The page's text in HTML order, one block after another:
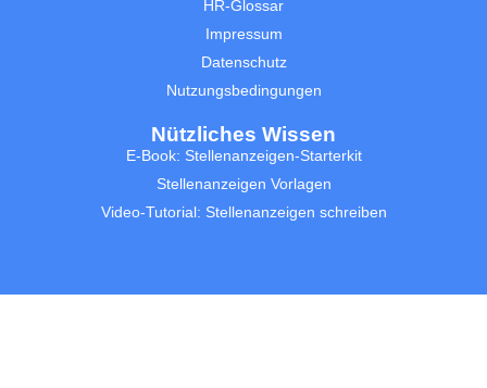
HR-Glossar
Impressum
Datenschutz
Nutzungsbedingungen
Nützliches Wissen
E-Book: Stellenanzeigen-Starterkit
Stellenanzeigen Vorlagen
Video-Tutorial: Stellenanzeigen schreiben